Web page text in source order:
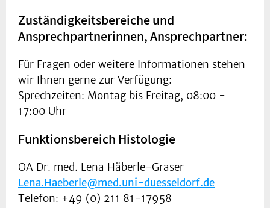
Zuständigkeitsbereiche und
Ansprechpartnerinnen, Ansprechpartner:
Für Fragen oder weitere Informationen stehen
wir Ihnen gerne zur Verfügung:
Sprechzeiten: Montag bis Freitag, 08:00 -
17:00 Uhr
Funktionsbereich Histologie
OA Dr. med. Lena Häberle-Graser
Lena.Haeberle@med.uni-duesseldorf.de
Telefon: +49 (0) 211 81-17958